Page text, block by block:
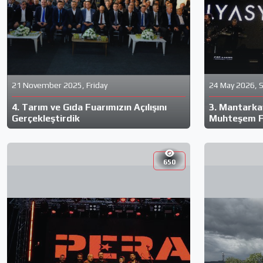
21 November 2025, Friday
4. Tarım ve Gıda Fuarımızın Açılışını
Gerçekleştirdik
24 May 2026,
3.
Muhteşem
650